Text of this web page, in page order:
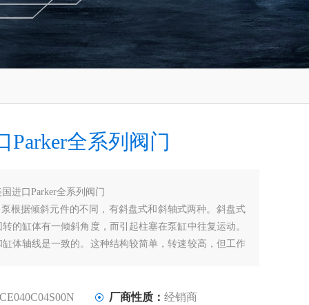
Parker全系列阀门
国进口Parker全系列阀门
泵根据倾斜元件的不同，有斜盘式和斜轴式两种。斜盘式
的缸体有一倾斜角度，而引起柱塞在泵缸中往复运动。
体轴线是一致的。这种结构较简单，转速较高，但工作
CE040C04S00N 厂商性质： 经销商